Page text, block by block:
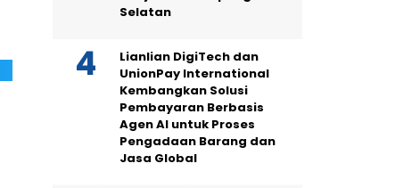
Selatan
Lianlian DigiTech dan
UnionPay International
Kembangkan Solusi
Pembayaran Berbasis
Agen AI untuk Proses
Pengadaan Barang dan
Jasa Global